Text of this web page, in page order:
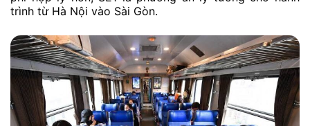
trình từ Hà Nội vào Sài Gòn.